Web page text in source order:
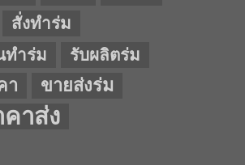
สั่งทำร่ม
ทำร่ม
รับผลิตร่ม
า ขายส่งร่ม
าส่ง